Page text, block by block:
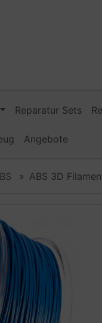
Reparatur Sets
Angebote
ABS 3D
die "Zurück-"